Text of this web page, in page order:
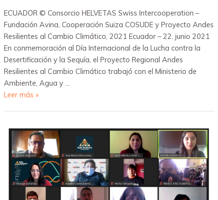
ECUADOR © Consorcio HELVETAS Swiss Intercooperation –
Fundación Avina, Cooperación Suiza COSUDE y Proyecto Andes
Resilientes al Cambio Climático, 2021 Ecuador – 22. junio 2021
En conmemoración al Día Internacional de la Lucha contra la
Desertificación y la Sequía, el Proyecto Regional Andes
Resilientes al Cambio Climático trabajó con el Ministerio de
Ambiente, Agua y …
Leer más »